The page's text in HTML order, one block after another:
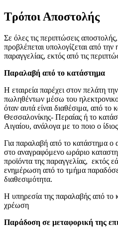
Τρόποι Αποστολής
Σε όλες τις περιπτώσεις
προβλέπεται υπολογίζεται από
παραγγελίας, εκτός από τις
Παραλαβή από το κατάστημα
Η εταιρεία παρέχει στον πελάτη
πωληθέντων μέσω του
όταν αυτά είναι διαθέσιμα, από το
Θεσσαλονίκης- Περαίας ή το
Αιγαίου, ανάλογα με το ποιο ο
Για παραλαβή από το κατάστημα ο
στο αναγραφόμενο ωράριο
προϊόντα της παραγγελίας, εκτός
ενημέρωση από το τμήμα
διαθεσιμότητα.
Η υπηρεσία της παραλαβής από το
χρέωση
Παράδοση σε μεταφορική της